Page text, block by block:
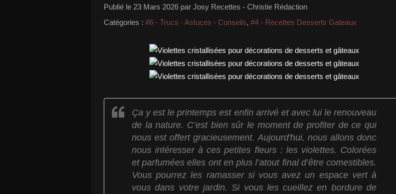
Publié le 23 Mars 2026 par Josy Recettes - Christie Rédaction
Catégories : #6 - Trucs - Astuces - Conseils, #4 - Recettes Desserts Gateaux
Ça y est le printemps est enfin arrivé et avec lui le renouveau
de la nature. C’est bien sûr le moment de profiter de ce qui
nous est offert gracieusement. Aujourd'hui, nous allons donc
nous intéresser à ces petites fleurs : les violettes. Colorées
et parfumées elles ont en plus l’atout final d’être comestibles.
Vous pourrez les ramasser si vous avez un espace vert à
vous dans votre jardin. Si vous les cueillez en bordure de